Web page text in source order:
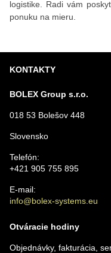
logistike. Radi vám
ponuku na mieru.
KONTAKTY
BOLEX Group s.r.o.
018 53 Bolešov 448
Slovensko
Telefón:
+421 905 755 895
E-mail:
info@bolex-systems.eu
Otváracie hodiny
Objednávky, fakturácia,